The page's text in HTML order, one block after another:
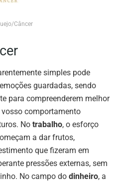
Câncer
simples pode
guardadas, sendo
para compreenderem melhor
comportamento
No trabalho, o esforço
a dar frutos,
que fizeram em
pressões externas, sem
No campo do dinheiro, a